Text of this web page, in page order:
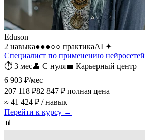
Eduson
2 навыка●●●○○ практикаAI ✦
Специалист по применению нейросетей
⏱ 3 мес👤 С нуля💼 Карьерный центр
6 903 ₽/мес
207 118 ₽82 847 ₽ полная цена
≈ 41 424 ₽ / навык
Перейти к курсу →
📊